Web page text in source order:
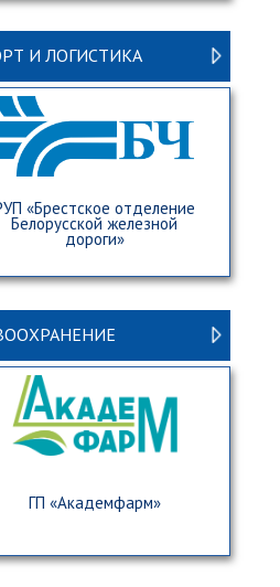
И ЛОГИСТИКА
«Брестское отделение
Белорусской железной
дороги»
ГП «Академфарм»